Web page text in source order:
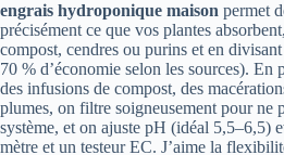
engrais hydroponique maison permet
précisément ce que vos plantes
compost, cendres ou purins et en
70 % d’économie selon les sources). En
des infusions de compost, des
plumes, on filtre soigneusement pour ne
système, et on ajuste pH (idéal 5,5–6,5)
mètre et un testeur EC. J’aime la